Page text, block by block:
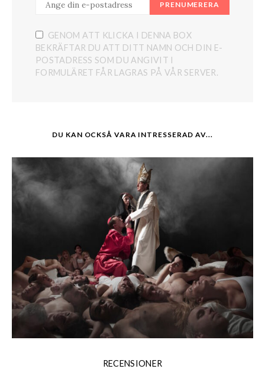
PRENUMERERA
GENOM ATT KLICKA I DENNA BOX
BEKRÄFTAR DU ATT DITT NAMN OCH DIN E-
POSTADRESS SOM DU ANGIVIT I
FORMULÄRET FÅR LAGRAS PÅ VÅR SERVER.
DU KAN OCKSÅ VARA INTRESSERAD AV...
RECENSIONER